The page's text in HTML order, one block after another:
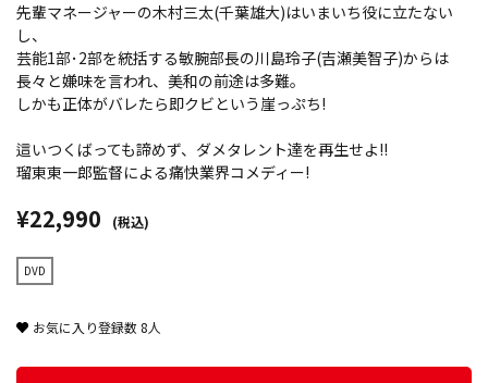
先輩マネージャーの木村三太(千葉雄大)はいまいち役に立たない
し、
芸能1部･2部を統括する敏腕部長の川島玲子(吉瀬美智子)からは
長々と嫌味を言われ、美和の前途は多難。
しかも正体がバレたら即クビという崖っぷち!
這いつくばっても諦めず、ダメタレント達を再生せよ!!
瑠東東一郎監督による痛快業界コメディー!
¥22,990 (税込)
DVD
お気に入り登録数 8人